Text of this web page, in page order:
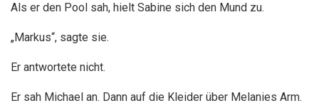
Als er den Pool sah, hielt Sabine sich den Mund zu.
„Markus“, sagte sie.
Er antwortete nicht.
Er sah Michael an. Dann auf die Kleider über Melanies Arm.